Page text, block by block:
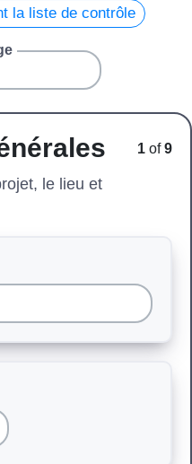
la liste de contrôle
1 of9
le lieu et